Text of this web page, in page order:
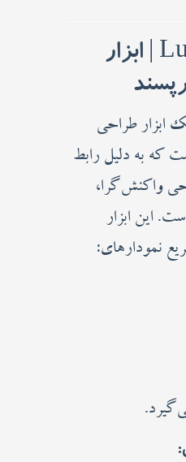
2. Lucidchart | ابزار
ابزار طراحی
که به دلیل رابط
واکنش‌گرا،
این ابزار
نمودارهای: